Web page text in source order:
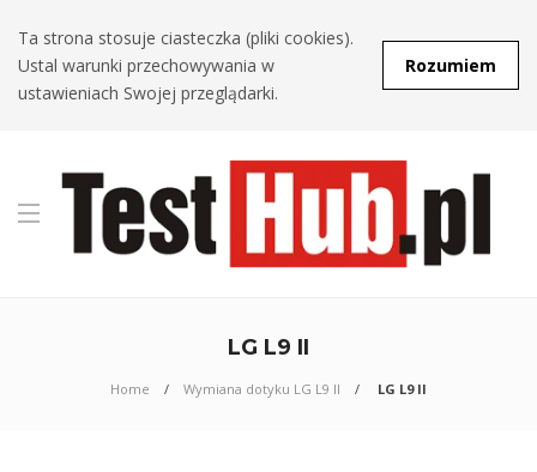
Ta strona stosuje ciasteczka (pliki cookies).
Ustal warunki przechowywania w
ustawieniach Swojej przeglądarki.
Rozumiem
LG L9 II
Home Wymiana dotyku LG L9 II LG L9 II